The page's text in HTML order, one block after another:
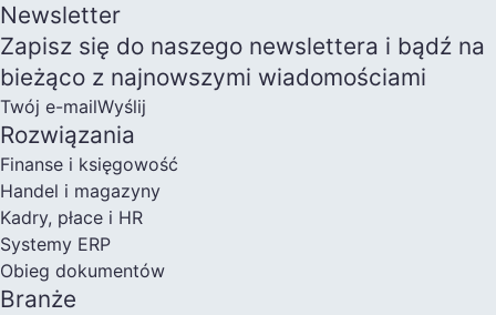
Newsletter
Zapisz się do naszego newslettera i bądź na
bieżąco z najnowszymi wiadomościami
Twój e-mailWyślij
Rozwiązania
Finanse i księgowość
Handel i magazyny
Kadry, płace i HR
Systemy ERP
Obieg dokumentów
Branże